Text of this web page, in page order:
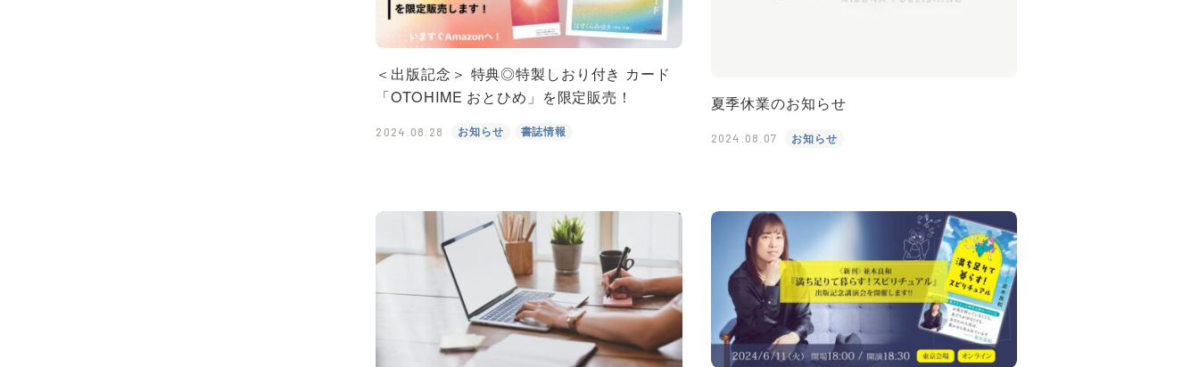
＜出版記念＞ 特典◎特製しおり付き カード
「OTOHIME おとひめ」を限定販売！
2024.08.28 お知らせ 書誌情報
夏季休業のお知らせ
2024.08.07 お知らせ